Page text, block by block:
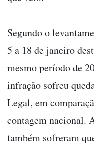
Segundo o
5 a 18 de janeiro
mesmo período de
infração sofreu
Legal, em
contagem nacional.
também sofreram